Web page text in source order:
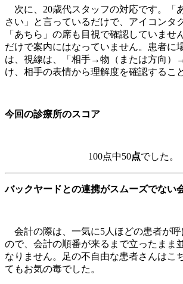
次に、20歳代スタッフの対応です。「
さい」と言っているだけで、アイコンタ
「あちら」の席も目視で確認していませ
だけで案内にはなっていません。患者に
は、視線は、「相手→物（または方向）
け、相手の表情から理解度を確認するこ
今回の診療所のスコア
100点中50点でした。
バックヤードとの連携がスムーズでない
会計の際は、一気に5人ほどの患者が呼
ので、会計の順番が来るまで立ったまま
なりません。足の不自由な患者さんはこ
てもお気の毒でした。